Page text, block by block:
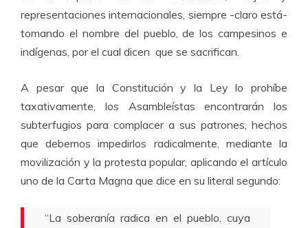
representaciones internacionales, siempre -claro está-
tomando el nombre del pueblo, de los campesinos e
indígenas, por el cual dicen que se sacrifican.
A pesar que la Constitución y la Ley lo prohíbe
taxativamente, los Asambleístas encontrarán los
subterfugios para complacer a sus patrones, hechos
que debemos impedirlos radicalmente, mediante la
movilización y la protesta popular, aplicando el artículo
uno de la Carta Magna que dice en su literal segundo:
“La soberanía radica en el pueblo, cuya